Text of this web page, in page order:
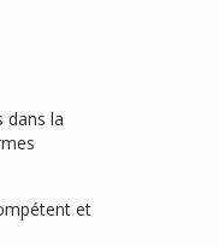
dans la
et